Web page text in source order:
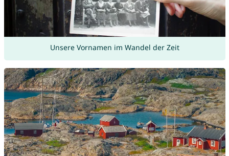
Unsere Vornamen im Wandel der Zeit